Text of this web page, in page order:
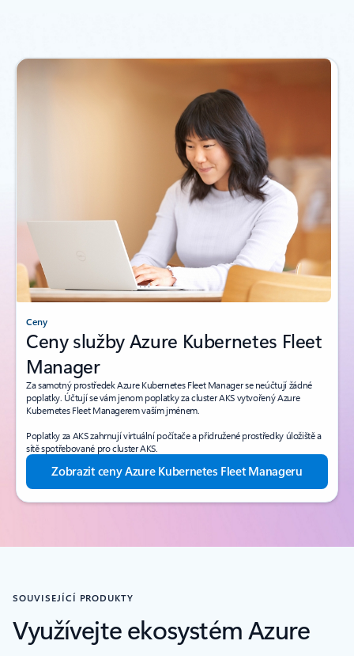
Ceny
Ceny služby Azure Kubernetes Fleet
Manager
Za samotný prostředek Azure Kubernetes Fleet Manager se neúčtují žádné
poplatky. Účtují se vám jenom poplatky za cluster AKS vytvořený Azure
Kubernetes Fleet Managerem vaším jménem.
Poplatky za AKS zahrnují virtuální počítače a přidružené prostředky úložiště a
sítě spotřebované pro cluster AKS.
Zobrazit ceny Azure Kubernetes Fleet Manageru
SOUVISEJÍCÍ PRODUKTY
Využívejte ekosystém Azure